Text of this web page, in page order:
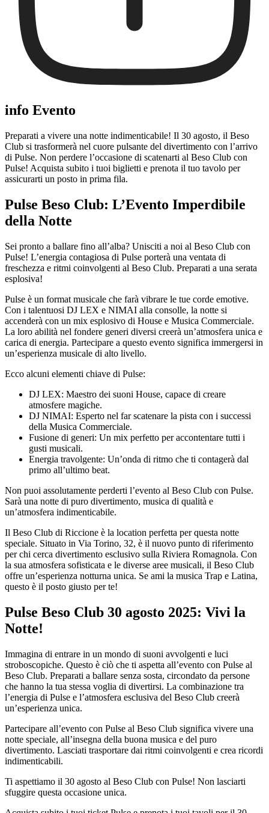
info Evento
Preparati a vivere una notte indimenticabile! Il 30 agosto, il Beso
Club si trasformerà nel cuore pulsante del divertimento con l’arrivo
di Pulse. Non perdere l’occasione di scatenarti al Beso Club con
Pulse! Acquista subito i tuoi biglietti e prenota il tuo tavolo per
assicurarti un posto in prima fila.
Pulse Beso Club: L’Evento Imperdibile
della Notte
Sei pronto a ballare fino all’alba? Unisciti a noi al Beso Club con
Pulse! L’energia contagiosa di Pulse porterà una ventata di
freschezza e ritmi coinvolgenti al Beso Club. Preparati a una serata
esplosiva!
Pulse è un format musicale che farà vibrare le tue corde emotive.
Con i talentuosi DJ LEX e NIMAI alla consolle, la notte si
accenderà con un mix esplosivo di House e Musica Commerciale.
La loro abilità nel fondere generi diversi creerà un’atmosfera unica e
carica di energia. Partecipare a questo evento significa immergersi in
un’esperienza musicale di alto livello.
Ecco alcuni elementi chiave di Pulse:
DJ LEX: Maestro dei suoni House, capace di creare
atmosfere magiche.
DJ NIMAI: Esperto nel far scatenare la pista con i successi
della Musica Commerciale.
Fusione di generi: Un mix perfetto per accontentare tutti i
gusti musicali.
Energia travolgente: Un’onda di ritmo che ti contagerà dal
primo all’ultimo beat.
Non puoi assolutamente perderti l’evento al Beso Club con Pulse.
Sarà una notte di puro divertimento, musica di qualità e
un’atmosfera indimenticabile.
Il Beso Club di Riccione è la location perfetta per questa notte
speciale. Situato in Via Torino, 32, è il nuovo punto di riferimento
per chi cerca divertimento esclusivo sulla Riviera Romagnola. Con
la sua atmosfera sofisticata e le diverse aree musicali, il Beso Club
offre un’esperienza notturna unica. Se ami la musica Trap e Latina,
questo è il posto giusto per te!
Pulse Beso Club 30 agosto 2025: Vivi la
Notte!
Immagina di entrare in un mondo di suoni avvolgenti e luci
stroboscopiche. Questo è ciò che ti aspetta all’evento con Pulse al
Beso Club. Preparati a ballare senza sosta, circondato da persone
che hanno la tua stessa voglia di divertirsi. La combinazione tra
l’energia di Pulse e l’atmosfera esclusiva del Beso Club creerà
un’esperienza unica.
Partecipare all’evento con Pulse al Beso Club significa vivere una
notte speciale, all’insegna della buona musica e del puro
divertimento. Lasciati trasportare dai ritmi coinvolgenti e crea ricordi
indimenticabili.
Ti aspettiamo il 30 agosto al Beso Club con Pulse! Non lasciarti
sfuggire questa occasione unica.